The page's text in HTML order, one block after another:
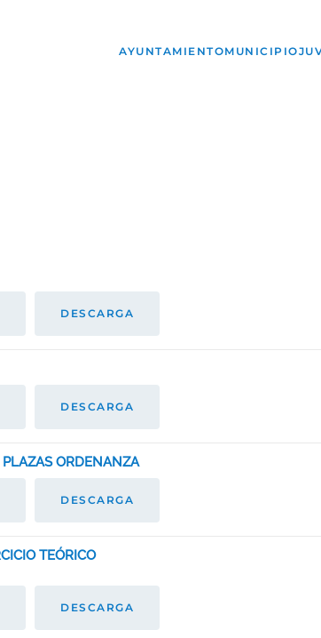
AYUNTAMIENTOMUNICIPIO
DESCARGA
DESCARGA
ORDENANZA
DESCARGA
TEÓRICO
DESCARGA